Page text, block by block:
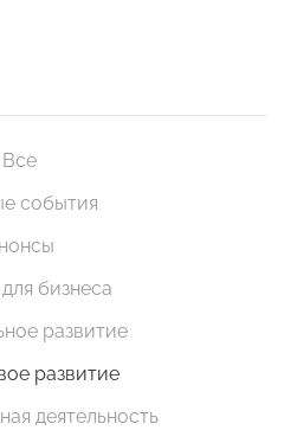
Все
события
бизнеса
развитие
развитие
деятельность